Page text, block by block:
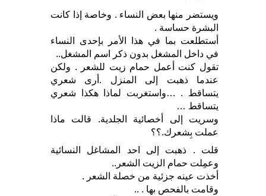
ويستضر منها بعض النساء . وخاصة إذا كانت
البشرة حساسة .
أستطلعت بما في هذا الأمر بإحدى النساء
في داخل المشغل بدون ذكر اسم المشغل..
تقول كنت أعمل حمام زيت للشعر . ولكن
عندما ذهبت إلى المنزل .أرى شعري
يتساقط . …واستغربت لماذا هكذا شعري
يتساقط …
وسريت إلى أخصائية الجلدية. قالت ماذا
عملت بِشعرك.؟؟
قلت . ذهبت إلى احد المشاغل النسائية
وعمِلت حمام الزيت الشعر..
أخذت عينه جزئية من خصلة الشعر .
وقامت بالفحص بها . ..